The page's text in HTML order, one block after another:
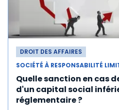
DROIT DES AFFAIRES
SOCIÉTÉ À RESPONSABILITÉ
Quelle sanction en cas
d'un capital social
réglementaire ?